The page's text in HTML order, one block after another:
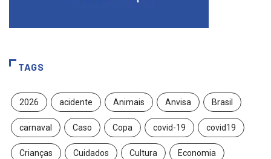
TAGS
2026 acidente Animais Anvisa Brasil
carnaval Caso Copa covid-19 covid19
Crianças Cuidados Cultura Economia